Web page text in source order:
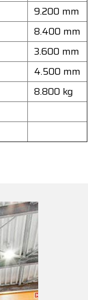
9.200 mm
8.400 mm
3.600 mm
4.500 mm
8.800 kg